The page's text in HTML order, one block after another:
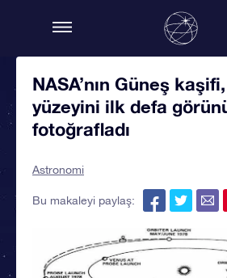
NASA’nın Güneş
yüzeyini ilk defa
fotoğrafladı
Astronomi
Bu makaleyi paylaş: